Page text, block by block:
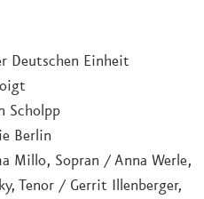
Deutschen Einheit
Scholpp
Berlin
Millo, Sopran / Anna Werle,
Tenor / Gerrit Illenberger,